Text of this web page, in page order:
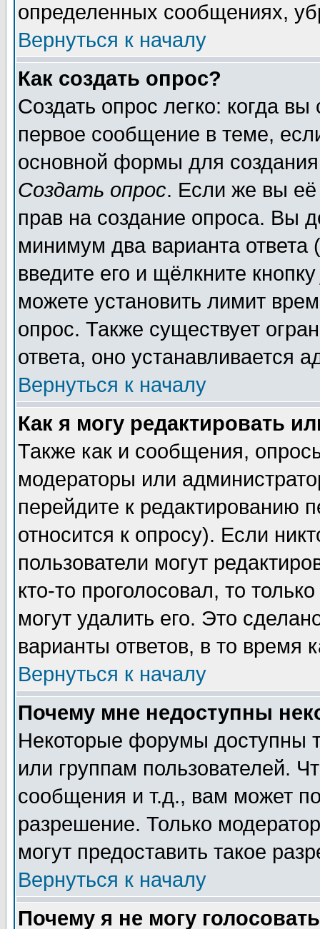
определенных сообщениях,
Вернуться к началу
Как создать опрос?
Создать опрос легко: когда
первое сообщение в теме,
основной формы для
Создать опрос. Если же вы её
прав на создание опроса. Вы
минимум два варианта ответа
введите его и щёлкните
можете установить лимит
опрос. Также существует
ответа, оно устанавливается
Вернуться к началу
Как я могу редактировать
Также как и сообщения,
модераторы или
перейдите к редактированию
относится к опросу). Если
пользователи могут
кто-то проголосовал, то
могут удалить его. Это
варианты ответов, в то время
Вернуться к началу
Почему мне недоступны
Некоторые форумы доступны
или группам пользователей.
сообщения и т.д., вам может
разрешение. Только
могут предоставить такое
Вернуться к началу
Почему я не могу